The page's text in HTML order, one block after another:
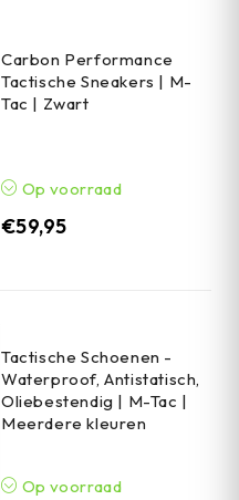
Carbon Performance
Tactische Sneakers | M-
Tac | Zwart
Op voorraad
€59,95
Tactische Schoenen -
Waterproof, Antistatisch,
Oliebestendig | M-Tac |
Meerdere kleuren
Op voorraad